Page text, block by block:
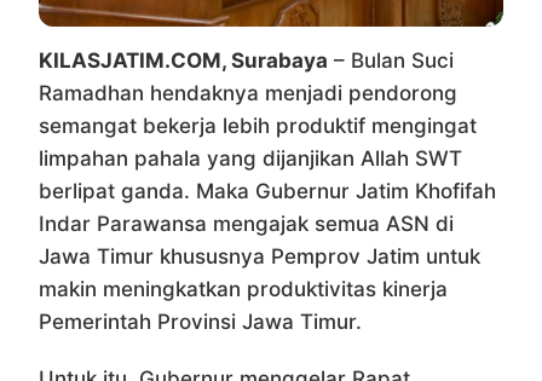
KILASJATIM.COM, Surabaya – Bulan Suci
Ramadhan hendaknya menjadi pendorong
semangat bekerja lebih produktif mengingat
limpahan pahala yang dijanjikan Allah SWT
berlipat ganda. Maka Gubernur Jatim Khofifah
Indar Parawansa mengajak semua ASN di
Jawa Timur khususnya Pemprov Jatim untuk
makin meningkatkan produktivitas kinerja
Pemerintah Provinsi Jawa Timur.